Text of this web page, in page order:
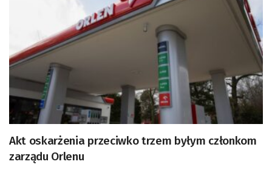
Akt oskarżenia przeciwko trzem byłym członkom
zarządu Orlenu